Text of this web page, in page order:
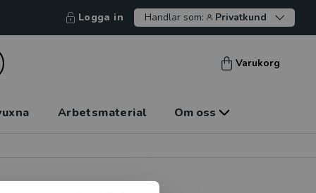
Logga in Handlar som: Privatkund
Varukorg
Arbetsmaterial Om oss